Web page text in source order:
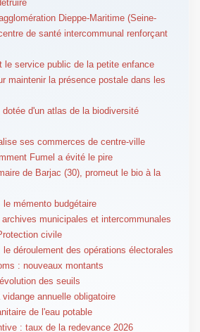
Dieppe-Maritime (Seine-
de santé intercommunal renforçant
le service public de la petite enfance
maintenir la présence postale dans les
d'un atlas de la biodiversité
ses commerces de centre-ville
Fumel a évité le pire
de Barjac (30), promeut le bio à la
mémento budgétaire
municipales et intercommunales
civile
déroulement des opérations électorales
: nouveaux montants
des seuils
annuelle obligatoire
de l'eau potable
: taux de la redevance 2026